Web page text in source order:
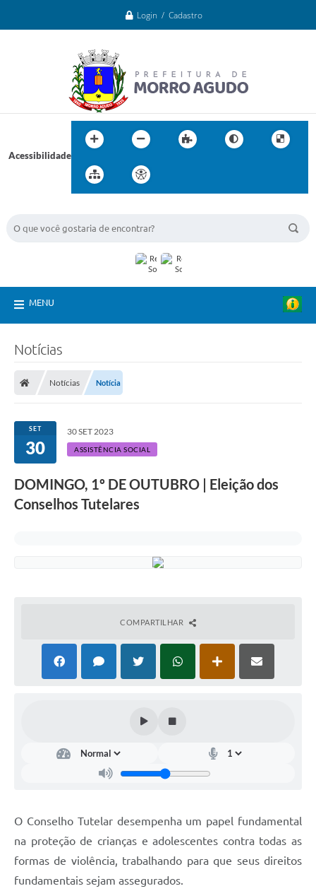
Login / Cadastro
Acessibilidade
MENU
Notícias
Notícias Notícia
SET
30
30 SET 2023
ASSISTÊNCIA SOCIAL
DOMINGO, 1º DE OUTUBRO | Eleição dos
Conselhos Tutelares
COMPARTILHAR
O Conselho Tutelar desempenha um papel fundamental
na proteção de crianças e adolescentes contra todas as
formas de violência, trabalhando para que seus direitos
fundamentais sejam assegurados.